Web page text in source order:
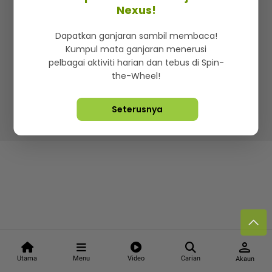
Utama Menu Video Carian
person
Akaun
Iklan di SMG360
Terma & Syarat Dasar Privasi
Lebih hot, viral dan sensasi
Hakcipta Terpelihara ©2026. Star Media Group Berhad
Nexus!
Dapatkan ganjaran sambil membaca!
Kumpul mata ganjaran menerusi
pelbagai aktiviti harian dan tebus di Spin-
the-Wheel!
Seterusnya